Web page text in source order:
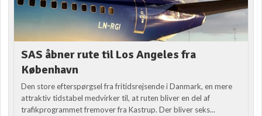
SAS åbner rute til Los Angeles fra
København
Den store efterspørgsel fra fritidsrejsende i Danmark, en mere
attraktiv tidstabel medvirker til, at ruten bliver en del af
trafikprogrammet fremover fra Kastrup. Der bliver seks...